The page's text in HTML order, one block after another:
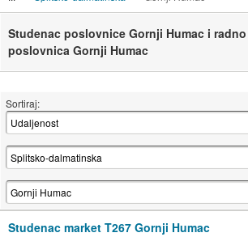
Studenac poslovnice Gornji Humac i
poslovnica Gornji Humac
Sortiraj:
Studenac market T267 Gornji Humac